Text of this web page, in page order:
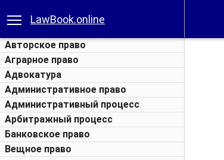
LawBook.online
Авторское право
Аграрное право
Адвокатура
Административное право
Административный процесс
Арбитражный процесс
Банковское право
Вещное право